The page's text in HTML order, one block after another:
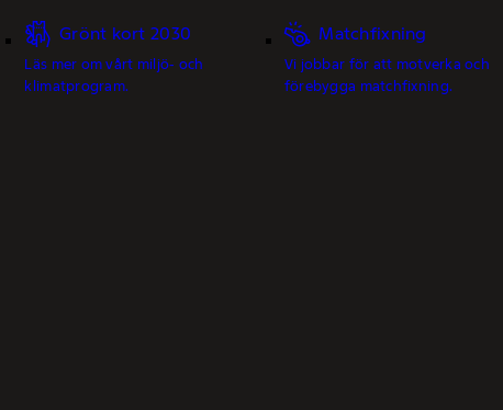
Grönt kort 2030
Läs mer om vårt miljö- och
klimatprogram.
Matchfixning
Vi jobbar för att motverka och
förebygga matchfixning.